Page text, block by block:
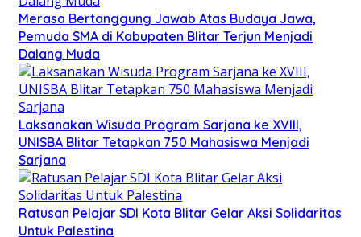
Merasa Bertanggung Jawab Atas Budaya Jawa,
Pemuda SMA di Kabupaten Blitar Terjun Menjadi
Dalang Muda
Laksanakan Wisuda Program Sarjana ke XVIII,
UNISBA Blitar Tetapkan 750 Mahasiswa Menjadi
Sarjana
Ratusan Pelajar SDI Kota Blitar Gelar Aksi Solidaritas
Untuk Palestina